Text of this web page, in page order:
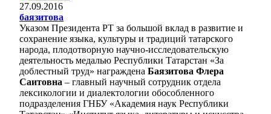
27.09.2016
баязитова
Указом Президента РТ за большой вклад в развитие и
сохранение языка, культуры и традиций татарского
народа, плодотворную научно-исследовательскую
деятельность медалью Республики Татарстан «За
доблестный труд» награждена Баязитова Флера
Саитовна – главный научный сотрудник отдела
лексикологии и диалектологии обособленного
подразделения ГНБУ «Академия наук Республики